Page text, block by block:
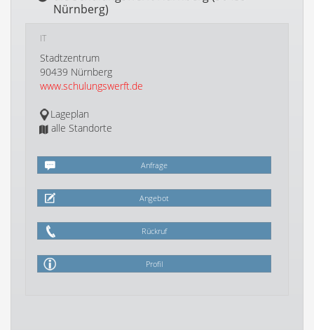
Nürnberg)
IT
Stadtzentrum
90439 Nürnberg
www.schulungswerft.de
Lageplan
alle Standorte
Anfrage
Angebot
Rückruf
Profil